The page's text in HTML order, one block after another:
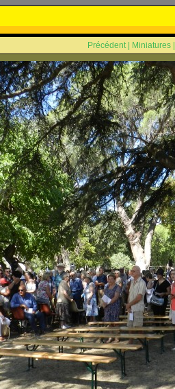
Précédent| Miniatures